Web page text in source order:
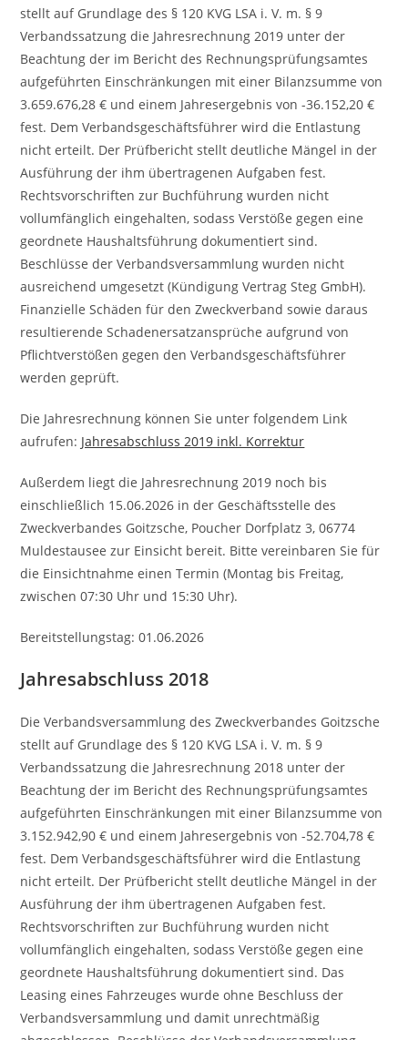
stellt auf Grundlage des § 120 KVG LSA i. V. m. § 9
Verbandssatzung die Jahresrechnung 2019 unter der
Beachtung der im Bericht des Rechnungsprüfungsamtes
aufgeführten Einschränkungen mit einer Bilanzsumme von
3.659.676,28 € und einem Jahresergebnis von -36.152,20 €
fest. Dem Verbandsgeschäftsführer wird die Entlastung
nicht erteilt. Der Prüfbericht stellt deutliche Mängel in der
Ausführung der ihm übertragenen Aufgaben fest.
Rechtsvorschriften zur Buchführung wurden nicht
vollumfänglich eingehalten, sodass Verstöße gegen eine
geordnete Haushaltsführung dokumentiert sind.
Beschlüsse der Verbandsversammlung wurden nicht
ausreichend umgesetzt (Kündigung Vertrag Steg GmbH).
Finanzielle Schäden für den Zweckverband sowie daraus
resultierende Schadenersatzansprüche aufgrund von
Pflichtverstößen gegen den Verbandsgeschäftsführer
werden geprüft.
Die Jahresrechnung können Sie unter folgendem Link
aufrufen: Jahresabschluss 2019 inkl. Korrektur
Außerdem liegt die Jahresrechnung 2019 noch bis
einschließlich 15.06.2026 in der Geschäftsstelle des
Zweckverbandes Goitzsche, Poucher Dorfplatz 3, 06774
Muldestausee zur Einsicht bereit. Bitte vereinbaren Sie für
die Einsichtnahme einen Termin (Montag bis Freitag,
zwischen 07:30 Uhr und 15:30 Uhr).
Bereitstellungstag: 01.06.2026
Jahresabschluss 2018
Die Verbandsversammlung des Zweckverbandes Goitzsche
stellt auf Grundlage des § 120 KVG LSA i. V. m. § 9
Verbandssatzung die Jahresrechnung 2018 unter der
Beachtung der im Bericht des Rechnungsprüfungsamtes
aufgeführten Einschränkungen mit einer Bilanzsumme von
3.152.942,90 € und einem Jahresergebnis von -52.704,78 €
fest. Dem Verbandsgeschäftsführer wird die Entlastung
nicht erteilt. Der Prüfbericht stellt deutliche Mängel in der
Ausführung der ihm übertragenen Aufgaben fest.
Rechtsvorschriften zur Buchführung wurden nicht
vollumfänglich eingehalten, sodass Verstöße gegen eine
geordnete Haushaltsführung dokumentiert sind. Das
Leasing eines Fahrzeuges wurde ohne Beschluss der
Verbandsversammlung und damit unrechtmäßig